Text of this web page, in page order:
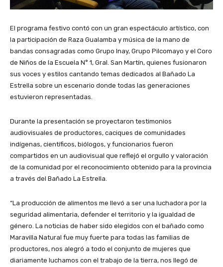
El programa festivo contó con un gran espectáculo artístico, con
la participación de Raza Gualamba y música de la mano de
bandas consagradas como Grupo Inay, Grupo Pilcomayo y el Coro
de Niños de la Escuela N° 1, Gral. San Martín, quienes fusionaron
sus voces y estilos cantando temas dedicados al Bañado La
Estrella sobre un escenario donde todas las generaciones
estuvieron representadas.
Durante la presentación se proyectaron testimonios
audiovisuales de productores, caciques de comunidades
indígenas, científicos, biólogos, y funcionarios fueron
compartidos en un audiovisual que reflejó el orgullo y valoración
de la comunidad por el reconocimiento obtenido para la provincia
a través del Bañado La Estrella.
“La producción de alimentos me llevó a ser una luchadora por la
seguridad alimentaria, defender el territorio y la igualdad de
género. La noticias de haber sido elegidos con el bañado como
Maravilla Natural fue muy fuerte para todas las familias de
productores, nos alegró a todo el conjunto de mujeres que
diariamente luchamos con el trabajo de la tierra, nos llegó de